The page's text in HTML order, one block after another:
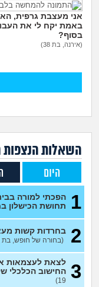
באמת יקח לי את
בסוף?
(אירנה, בת 38)
השאלות הנצפות
היום
1
הפכתי למורה
תחושת הכישלון
2 בחרדות קשות
(בחורה של חופש, בת 30)
3 לצאת לעצמאות
החישוב הכלכלי
19)